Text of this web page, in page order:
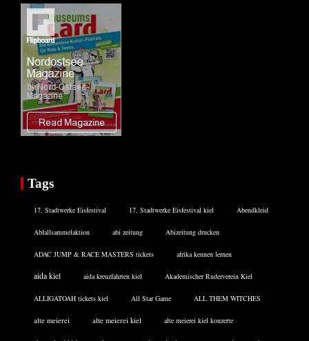
Tags
17. Stadtwerke Eisfestival 17. Stadtwerke Eisfestival kiel Abendkleid
Abfallsammelaktion abi zeitung Abizeitung drucken
ADAC JUMP & RACE MASTERS tickets afrika kennen lernen
aida kiel aida kreuzfahrten kiel Akademischer Ruderverein Kiel
ALLIGATOAH tickets kiel All Star Game ALL THEM WITCHES
alte meierei alte meierei kiel alte meierei kiel konzerte